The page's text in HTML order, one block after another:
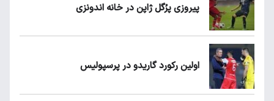
پیروزی پرُگل ژاپن در خانه اندونزی
اولین رکورد گاریدو در پرسپولیس